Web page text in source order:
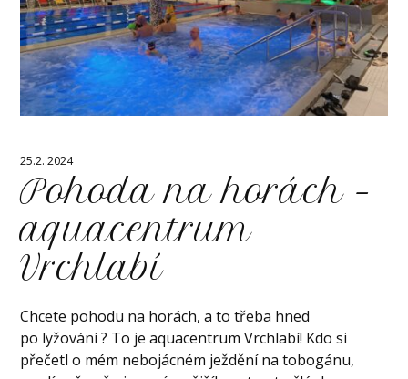
25.2. 2024
Pohoda na horách –
aquacentrum
Vrchlabí
Chcete pohodu na horách, a to třeba hned
po lyžování ? To je aquacentrum Vrchlabí! Kdo si
přečetl o mém nebojácném ježdění na tobogánu,